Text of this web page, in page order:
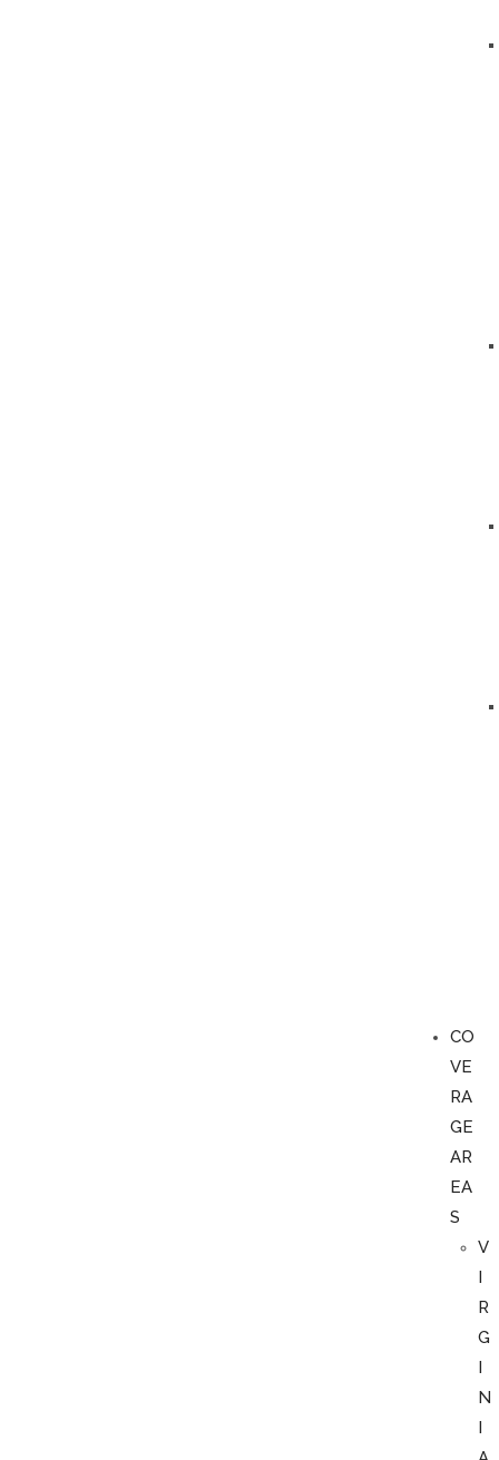
CO
VE
RA
GE
AR
EA
S
V
I
R
G
I
N
I